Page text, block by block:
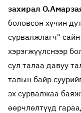
захирал
боловсон хүчин
сурвалжлагч"
хэрэгжүүлснээр
сул талаа давуу
талын байр
эх сурвалжаа
өөрчлөлтүүд